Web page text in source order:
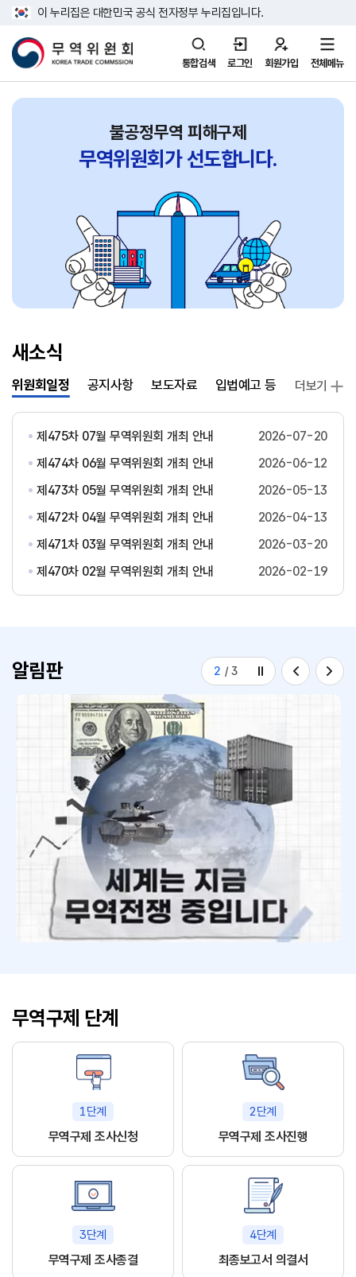
이 누리집은 대한민국 공식 전자정부 누리집입니다.
통합검색 로그인 회원가입 전체메뉴
불공정무역 피해구제
무역위원회가선도합니다.
새소식
위원회일정
제475차 07월 무역위원회 개최 안내
2026-07-20
제474차 06월 무역위원회 개최 안내
2026-06-12
제473차 05월 무역위원회 개최 안내
2026-05-13
제472차 04월 무역위원회 개최 안내
2026-04-13
제471차 03월 무역위원회 개최 안내
2026-03-20
제470차 02월 무역위원회 개최 안내
2026-02-19
더보기
공지사항 보도자료 입법예고 등 발간자료
알림판 2 / 3
무역구제 단계
1단계
무역구제 조사신청
2단계
무역구제 조사진행
3단계
무역구제 조사종결
4단계
최종보고서 의결서